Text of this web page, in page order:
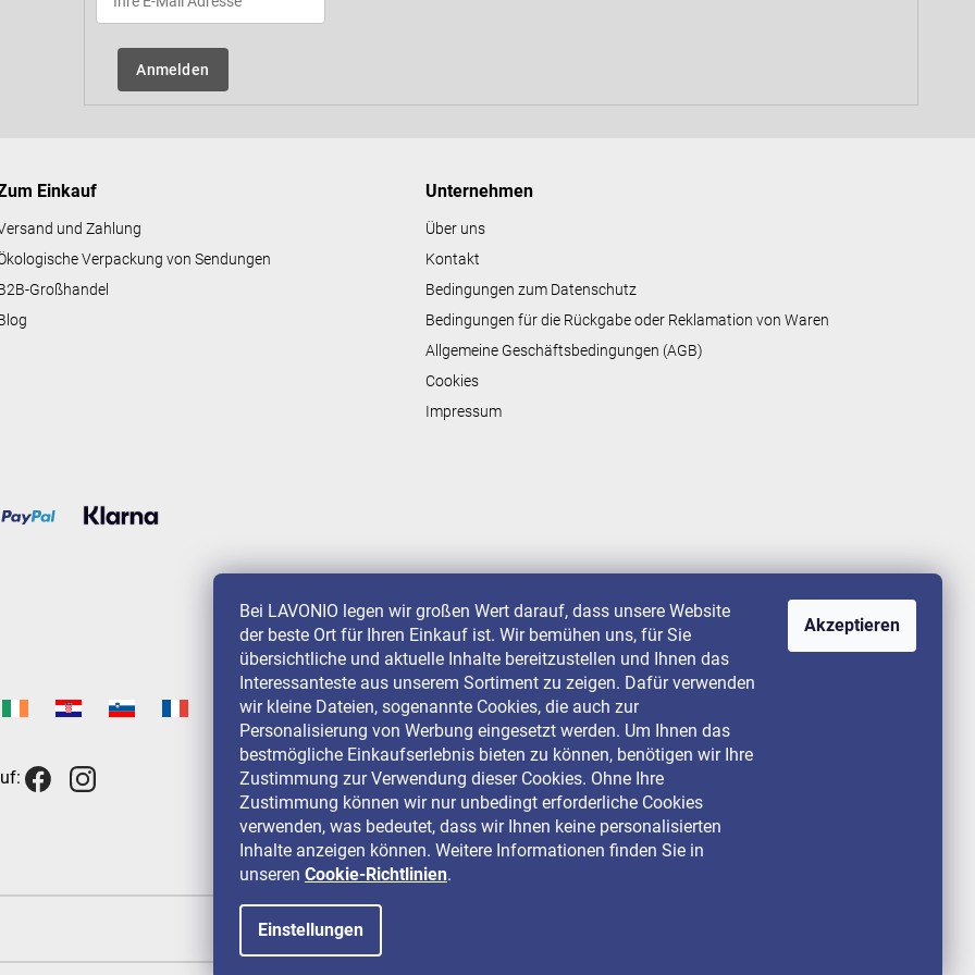
Bei LAVONIO legen wir großen Wert darauf, dass unsere Website
der beste Ort für Ihren Einkauf ist. Wir bemühen uns, für Sie
übersichtliche und aktuelle Inhalte bereitzustellen und Ihnen das
Interessanteste aus unserem Sortiment zu zeigen. Dafür verwenden
wir kleine Dateien, sogenannte Cookies, die auch zur
Personalisierung von Werbung eingesetzt werden. Um Ihnen das
bestmögliche Einkaufserlebnis bieten zu können, benötigen wir Ihre
Zustimmung zur Verwendung dieser Cookies. Ohne Ihre
Zustimmung können wir nur unbedingt erforderliche Cookies
verwenden, was bedeutet, dass wir Ihnen keine personalisierten
Inhalte anzeigen können. Weitere Informationen finden Sie in
unseren Cookie-Richtlinien.
Einstellungen
Akzeptieren
Anmelden
Einkauf
und Zahlung
Verpackung von Sendungen
Großhandel
Unternehmen
Über uns
Kontakt
Bedingungen zum Datenschutz
Bedingungen für die Rückgabe oder Reklamation von Waren
Allgemeine Geschäftsbedingungen (AGB)
Cookies
Impressum